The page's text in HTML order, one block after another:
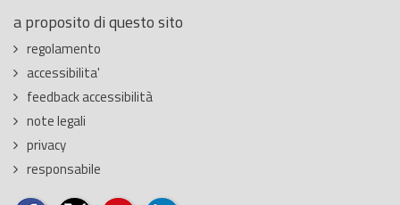
a proposito di questo sito
regolamento
accessibilita'
feedback accessibilità
note legali
privacy
responsabile